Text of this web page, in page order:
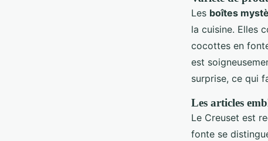
Les boîtes
la cuisine. Elles
cocottes en
est
surprise, ce qui
Les articles
Le Creuset est
fonte se